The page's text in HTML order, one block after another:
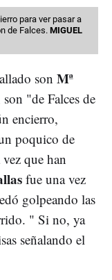
para ver pasar a
de Falces. MIGUEL
son Mª
son "de Falces de
encierro,
poquico de
que han
fue una vez
golpeando las
" Si no, ya
señalando el